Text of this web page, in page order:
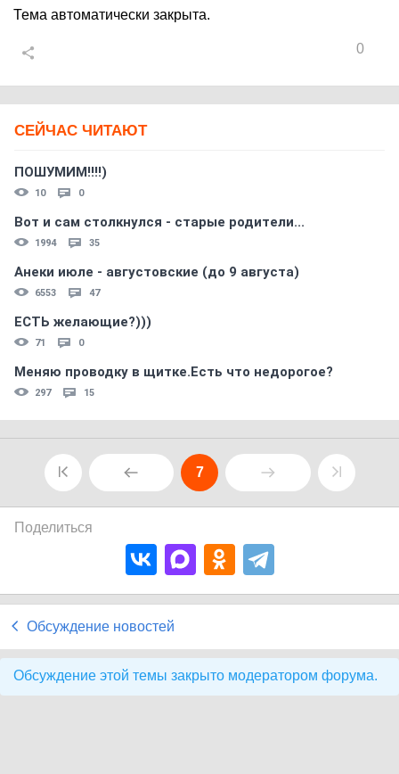
Тема автоматически закрыта.
0
СЕЙЧАС ЧИТАЮТ
ПОШУМИМ!!!!)
10 0
Вот и сам столкнулся - старые родители...
1994 35
Анеки июле - августовские (до 9 августа)
6553 47
ЕСТЬ желающие?)))
71 0
Меняю проводку в щитке.Есть что недорогое?
297 15
7
Поделиться
Обсуждение новостей
Обсуждение этой темы закрыто модератором форума.